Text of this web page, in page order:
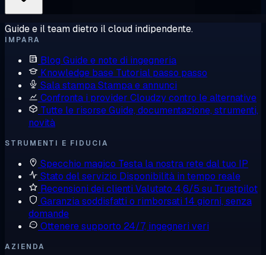
Guide e il team dietro il cloud indipendente.
IMPARA
Blog Guide e note di ingegneria
Knowledge base Tutorial passo passo
Sala stampaStampa e annunci
Confronta i provider Cloudzy contro le alternative
Tutte le risorseGuide, documentazione, strumenti,
novità
STRUMENTI E FIDUCIA
Specchio magico Testa la nostra rete dal tuo IP
Stato del servizio Disponibilità in tempo reale
Recensioni dei clienti Valutato 4,6/5 su Trustpilot
Garanzia soddisfatti o rimborsati 14 giorni, senza
domande
Ottenere supporto 24/7, ingegneri veri
AZIENDA